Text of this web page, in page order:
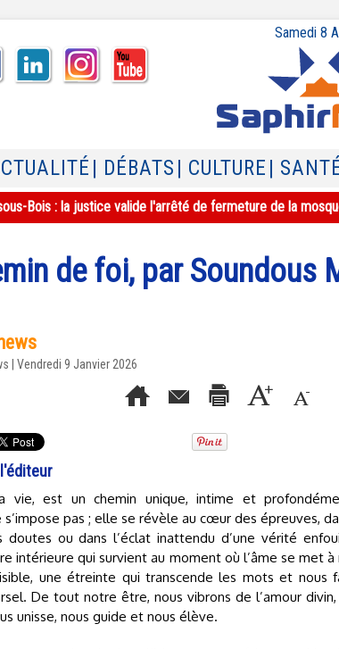
Samedi 8
| DÉBATS | CULTURE |
Bois : la justice valide l'arrêté de fermeture de la
de foi, par Soundous
| Vendredi 9 Janvier 2026
vie, est un chemin unique, intime et
s’impose pas ; elle se révèle au cœur des épreuves,
ou dans l’éclat inattendu d’une vérité
intérieure qui survient au moment où l’âme se met à
une étreinte qui transcende les mots et nous
De tout notre être, nous vibrons de l’amour
unisse, nous guide et nous élève.